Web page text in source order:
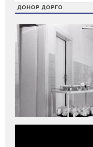
ДОНОР ДОРГО